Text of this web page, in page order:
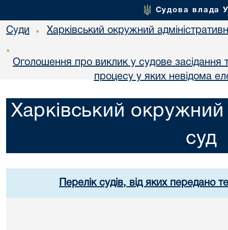
Судова влада
Суди • Харківський окружний
•
Оголошення про виклик у судове засідання
процесу у яких невідома
Харківський окружний
суд
Перелік судів, від яких передано